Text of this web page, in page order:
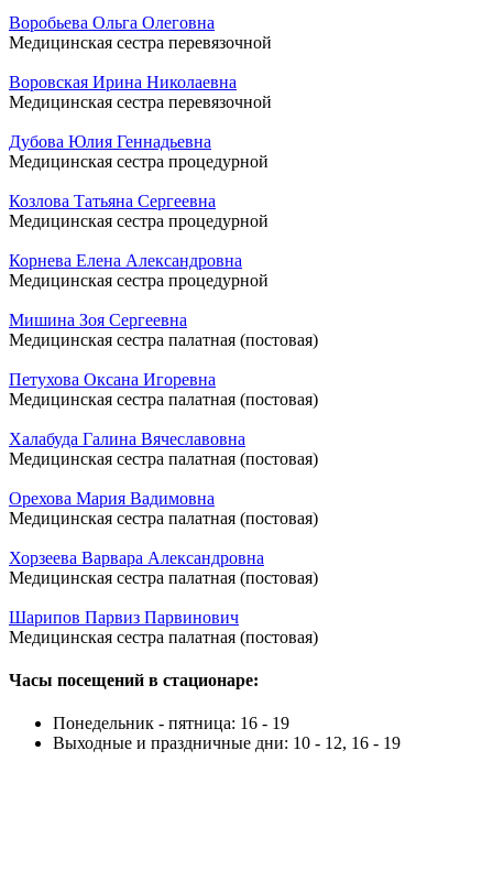
Воробьева Ольга Олеговна
Медицинская сестра перевязочной
Воровская Ирина Николаевна
Медицинская сестра перевязочной
Дубова Юлия Геннадьевна
Медицинская сестра процедурной
Козлова Татьяна Сергеевна
Медицинская сестра процедурной
Корнева Елена Александровна
Медицинская сестра процедурной
Мишина Зоя Сергеевна
Медицинская сестра палатная (постовая)
Петухова Оксана Игоревна
Медицинская сестра палатная (постовая)
Халабуда Галина Вячеславовна
Медицинская сестра палатная (постовая)
Орехова Мария Вадимовна
Медицинская сестра палатная (постовая)
Хорзеева Варвара Александровна
Медицинская сестра палатная (постовая)
Шарипов Парвиз Парвинович
Медицинская сестра палатная (постовая)
Часы посещений в стационаре:
Понедельник - пятница: 16 - 19
Выходные и праздничные дни: 10 - 12, 16 - 19